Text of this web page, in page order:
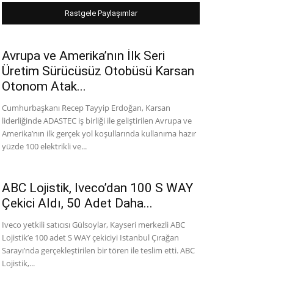
Rastgele Paylaşımlar
Avrupa ve Amerika’nın İlk Seri
Üretim Sürücüsüz Otobüsü Karsan
Otonom Atak...
Cumhurbaşkanı Recep Tayyip Erdoğan, Karsan
liderliğinde ADASTEC iş birliği ile geliştirilen Avrupa ve
Amerika’nın ilk gerçek yol koşullarında kullanıma hazır
yüzde 100 elektrikli ve...
ABC Lojistik, Iveco’dan 100 S WAY
Çekici Aldı, 50 Adet Daha...
Iveco yetkili satıcısı Gülsoylar, Kayseri merkezli ABC
Lojistik’e 100 adet S WAY çekiciyi Istanbul Çırağan
Sarayı’nda gerçekleştirilen bir tören ile teslim etti. ABC
Lojistik,...